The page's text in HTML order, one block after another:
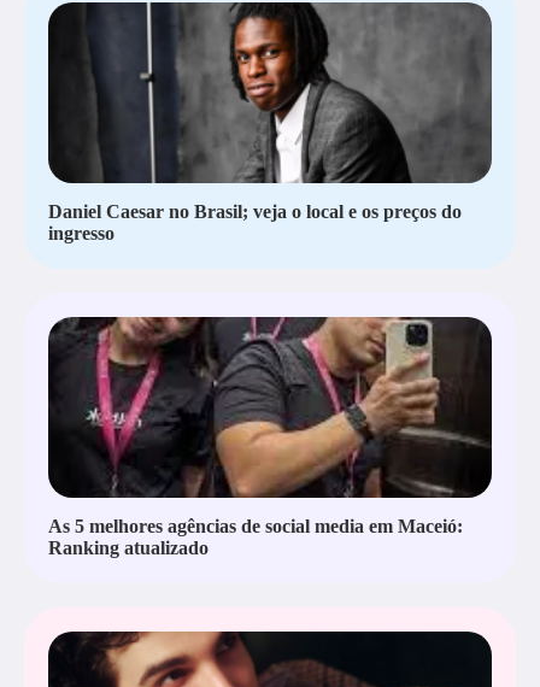
Daniel Caesar no Brasil; veja o local e os preços do
ingresso
As 5 melhores agências de social media em Maceió:
Ranking atualizado